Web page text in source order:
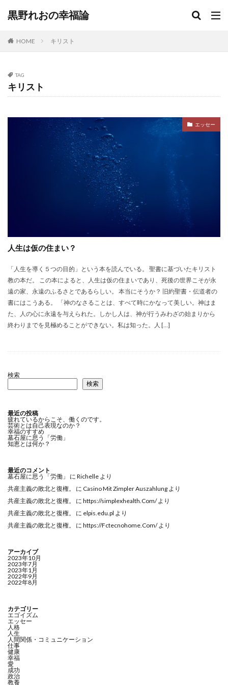
黒野れおの幸福論
HOME キリスト
TAG
キリスト
エッセー
人生は仮の住まい？
「人生を導く５つの目的」という本を読んでいる。 聖書に基づいたキリスト
教の本だ。 この本によると、人生は仮の住まいであり、死後の世界こそが永
遠の家、永遠のふるさとであるらしい。 本当にそうか？ 旧約聖書・伝道者の
書にはこうある。 「神のなさることは、すべて時にかなって美しい。神はま
た、人の心に永遠を与えられた。しかし人は、神が行うみわざの始まりから
終わりまでを見極めることができない。私は知った。人 […]
検索
検索
最近の投稿
疲れているからこそ、働くのです。
芸術とは自己表現なのか？
幸福のすすめ
墓石屋に思う「労働」
知恵とは何か？
最近のコメント
墓石屋に思う「労働」
に Richelle より
共産主義の敗北と復権。
に Casino Mit Zimpler Auszahlung より
共産主義の敗北と復権。
に https://simplexhealth.Com/より
共産主義の敗北と復権。
に elpis.edu.pl より
共産主義の敗北と復権。
に https://Fctecnohome.Com/より
アーカイブ
2023年10月
2023年7月
2023年1月
2022年9月
2022年8月
カテゴリー
エゴイズム
エッセー
人格
人生
人間関係・コミュニケーション
仕事
健康
幸福
愛
成功
政治
教養